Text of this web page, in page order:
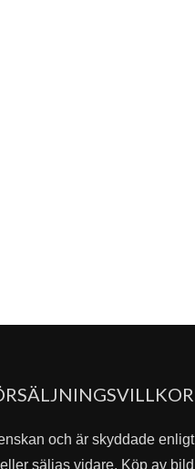
och är skyddade enligt
säljas vidare. Köp av bild